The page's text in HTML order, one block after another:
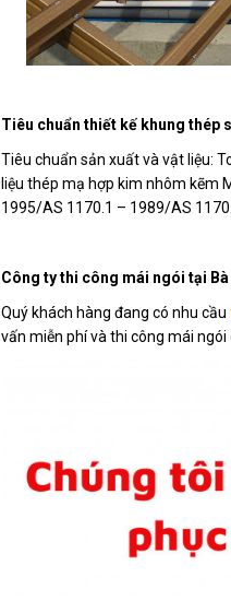
Tiêu chuẩn thiết kế khung thép
Tiêu chuẩn sản xuất và vật liệu:
liệu thép mạ hợp kim nhôm kẽm
1995/AS 1170.1 – 1989/AS
Công ty thi công mái ngói tại
Quý khách hàng đang có nhu cầu
vấn miễn phí và thi công mái ngói